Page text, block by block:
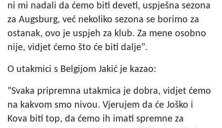
ni mi nadali da ćemo biti deveti, uspješna sezona
za Augsburg, već nekoliko sezona se borimo za
ostanak, ovo je uspjeh za klub. Za mene osobno
nije, vidjet ćemo što će biti dalje".
O utakmici s Belgijom Jakić je kazao:
"Svaka pripremna utakmica je dobra, vidjet ćemo
na kakvom smo nivou. Vjerujem da će Joško i
Kova biti top, da ćemo ih imati spremne za